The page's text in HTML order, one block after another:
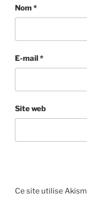
Nom*
E-mail*
Site web
Ce site utilise